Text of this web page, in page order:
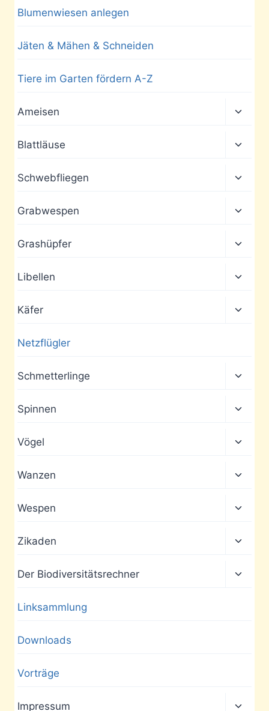
Blumenwiesen anlegen
Jäten & Mähen & Schneiden
Tiere im Garten fördern A-Z
Ameisen
Blattläuse
Schwebfliegen
Grabwespen
Grashüpfer
Libellen
Käfer
Netzflügler
Schmetterlinge
Spinnen
Vögel
Wanzen
Wespen
Zikaden
Der Biodiversitätsrechner
Linksammlung
Downloads
Vorträge
Impressum